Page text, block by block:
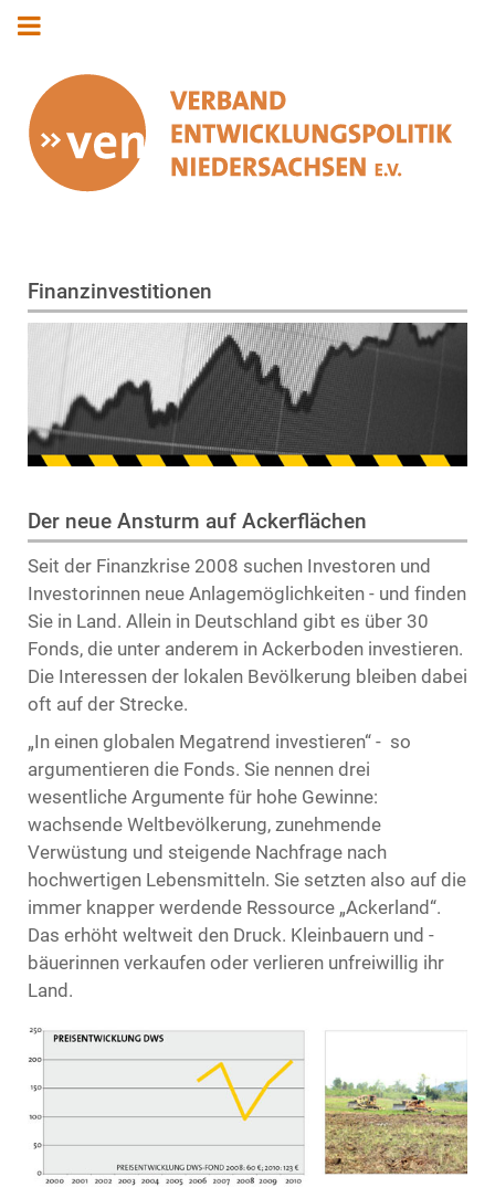
Finanzinvestitionen
Der neue Ansturm auf Ackerflächen
Seit der Finanzkrise 2008 suchen Investoren und
Investorinnen neue Anlagemöglichkeiten - und finden
Sie in Land. Allein in Deutschland gibt es über 30
Fonds, die unter anderem in Ackerboden investieren.
Die Interessen der lokalen Bevölkerung bleiben dabei
oft auf der Strecke.
„In einen globalen Megatrend investieren“ - so
argumentieren die Fonds. Sie nennen drei
wesentliche Argumente für hohe Gewinne:
wachsende Weltbevölkerung, zunehmende
Verwüstung und steigende Nachfrage nach
hochwertigen Lebensmitteln. Sie setzten also auf die
immer knapper werdende Ressource „Ackerland“.
Das erhöht weltweit den Druck. Kleinbauern und -
bäuerinnen verkaufen oder verlieren unfreiwillig ihr
Land.